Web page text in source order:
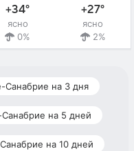
+34°
ясно
0%
+27°
ясно
2%
Санабрие на 3 дня
на 5 дней
на 10 дней